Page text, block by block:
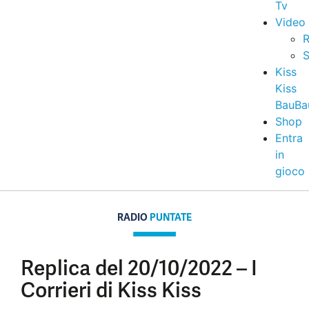
Tv
Video
Kiss
Kiss
Shop
Entra
in
gioco
RADIO PUNTATE
Replica del 20/10/2022 – I
Corrieri di Kiss Kiss